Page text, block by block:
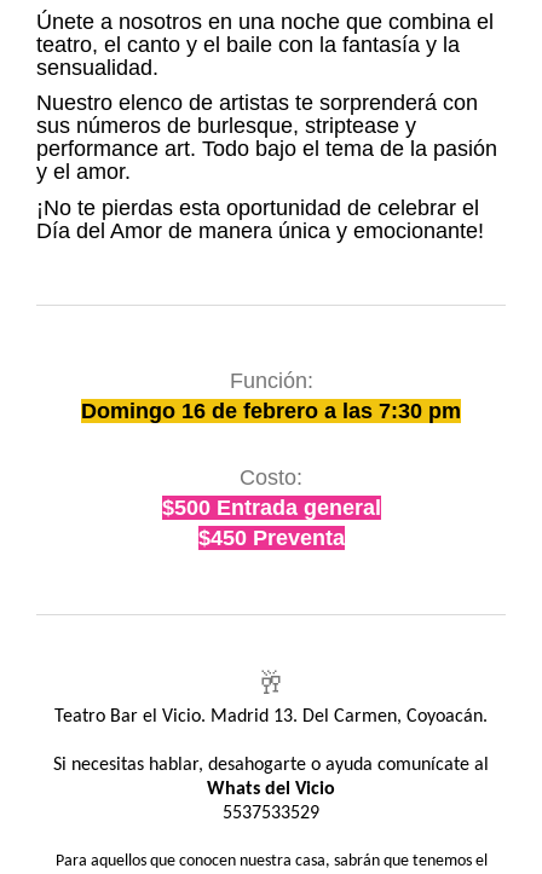
Únete a nosotros en una noche que combina el
teatro, el canto y el baile con la fantasía y la
sensualidad.
Nuestro elenco de artistas te sorprenderá con
sus números de burlesque, striptease y
performance art. Todo bajo el tema de la pasión
y el amor.
¡No te pierdas esta oportunidad de celebrar el
Día del Amor de manera única y emocionante!
Función:
Domingo 16 de febrero a las 7:30 pm
Costo:
$500 Entrada general
$450 Preventa
🥂
Teatro Bar el Vicio. Madrid 13. Del Carmen, Coyoacán.
Si necesitas hablar, desahogarte o ayuda comunícate al
Whats del Vicio
5537533529
Para aquellos que conocen nuestra casa, sabrán que tenemos el